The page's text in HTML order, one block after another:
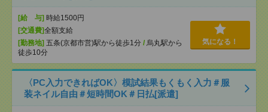
[給 与] 時給1500円
[交通費]全額支給
[勤務地] 五条(京都市営)駅から徒歩1分 / 烏丸駅から
徒歩10分
気になる！
〈PC入力できればOK〉模試結果もくもく入力＃服
装ネイル自由＃短時間OK＃日払[派遣]